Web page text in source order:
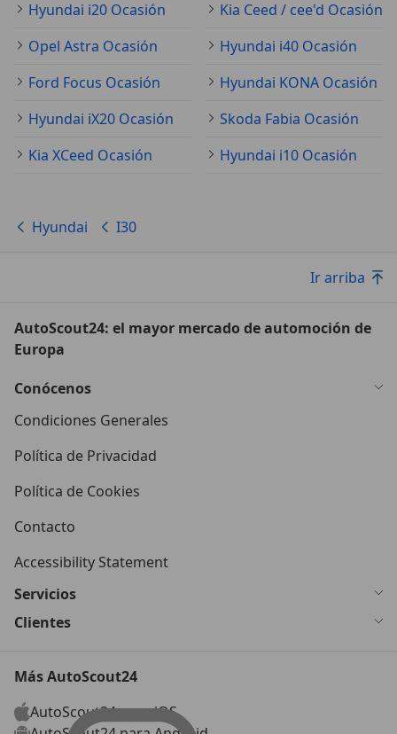
Hyundai i20 Ocasión
Kia Ceed / cee'd Ocasión
Opel Astra Ocasión
Hyundai i40 Ocasión
Ford Focus Ocasión
Hyundai KONA Ocasión
Hyundai iX20 Ocasión
Skoda Fabia Ocasión
Kia XCeed Ocasión
Hyundai i10 Ocasión
Hyundai I30
Ir arriba
AutoScout24: el mayor mercado de automoción de
Europa
Conócenos
Condiciones Generales
Política de Privacidad
Política de Cookies
Contacto
Accessibility Statement
Servicios
Clientes
Más AutoScout24
AutoScout24 para iOS